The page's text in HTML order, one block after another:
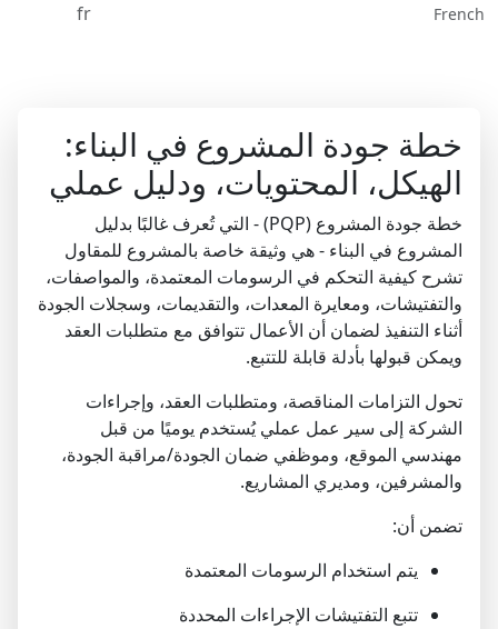
fr French
خطة جودة المشروع في البناء:
الهيكل، المحتويات، ودليل عملي
خطة جودة المشروع (PQP) - التي تُعرف غالبًا بدليل
المشروع في البناء - هي وثيقة خاصة بالمشروع للمقاول
تشرح كيفية التحكم في الرسومات المعتمدة، والمواصفات،
والتفتيشات، ومعايرة المعدات، والتقديمات، وسجلات الجودة
أثناء التنفيذ لضمان أن الأعمال تتوافق مع متطلبات العقد
ويمكن قبولها بأدلة قابلة للتتبع.
تحول التزامات المناقصة، ومتطلبات العقد، وإجراءات
الشركة إلى سير عمل عملي يُستخدم يوميًا من قبل
مهندسي الموقع، وموظفي ضمان الجودة/مراقبة الجودة،
والمشرفين، ومديري المشاريع.
تضمن أن:
يتم استخدام الرسومات المعتمدة
تتبع التفتيشات الإجراءات المحددة